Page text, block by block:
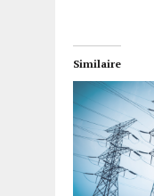
Similaire